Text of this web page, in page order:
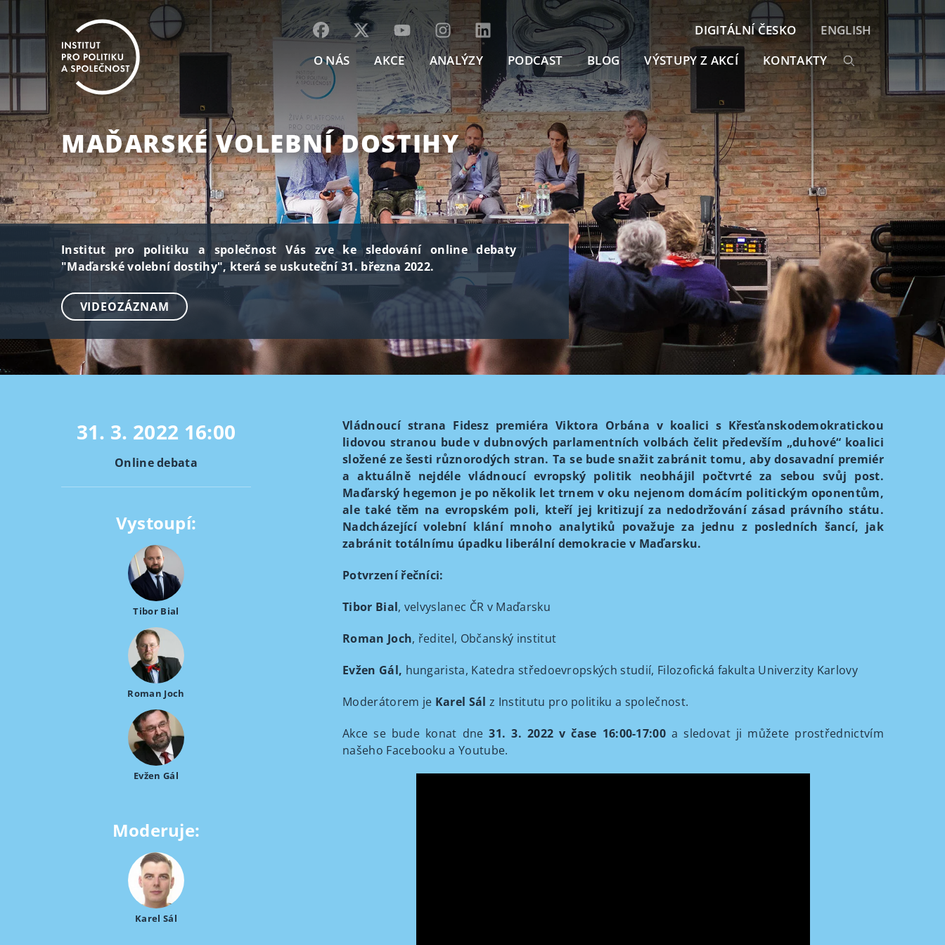
O NÁS AKCE ANALÝZY PODCAST BLOG VÝSTUPY Z AKCÍ KONTAKTY
DIGITÁLNÍ ČESKO ENGLISH
MAĎARSKÉ VOLEBNÍ DOSTIHY
Institut pro politiku a společnost Vás zve ke sledování online debaty
"Maďarské volební dostihy", která se uskuteční 31. března 2022.
VIDEOZÁZNAM
31. 3. 2022 16:00
Online debata
Vystoupí:
Tibor Bial
Roman Joch
Evžen Gál
Moderuje:
Karel Sál
Vládnoucí strana Fidesz premiéra Viktora Orbána v koalici s Křesťanskodemokratickou
lidovou stranou bude v dubnových parlamentních volbách čelit především „duhové“ koalici
složené ze šesti různorodých stran. Ta se bude snažit zabránit tomu, aby dosavadní premiér
a aktuálně nejdéle vládnoucí evropský politik neobhájil počtvrté za sebou svůj post.
Maďarský hegemon je po několik let trnem v oku nejenom domácím politickým oponentům,
ale také těm na evropském poli, kteří jej kritizují za nedodržování zásad právního státu.
Nadcházející volební klání mnoho analytiků považuje za jednu z posledních šancí, jak
zabránit totálnímu úpadku liberální demokracie v Maďarsku.
Potvrzení řečníci:
Tibor Bial, velvyslanec ČR v Maďarsku
Roman Joch, ředitel, Občanský institut
Evžen Gál, hungarista, Katedra středoevropských studií, Filozofická fakulta Univerzity Karlovy
Moderátorem je Karel Sál z Institutu pro politiku a společnost.
Akce se bude konat dne31. 3. 2022 v čase 16:00-17:00 a sledovat ji můžete prostřednictvím
našeho Facebooku a Youtube.